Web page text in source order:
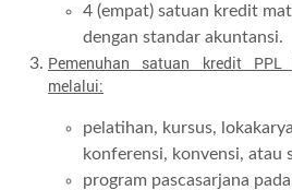
4 (empat) satuan kredit
dengan standar akuntansi.
Pemenuhan satuan kredit
melalui:
pelatihan, kursus,
konferensi, konvensi, atau
program pascasarjana